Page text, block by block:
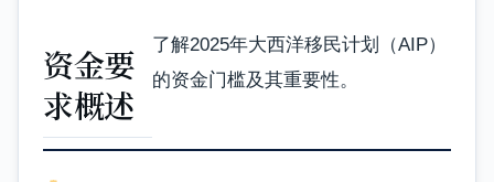
资金要
求概述
了解2025年大西洋移民计划（AIP）
的资金门槛及其重要性。